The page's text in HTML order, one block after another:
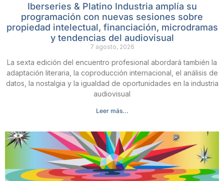
Iberseries & Platino Industria amplía su
programación con nuevas sesiones sobre
propiedad intelectual, financiación, microdramas
y tendencias del audiovisual
7 agosto, 2026
La sexta edición del encuentro profesional abordará también la
adaptación literaria, la coproducción internacional, el análisis de
datos, la nostalgia y la igualdad de oportunidades en la industria
audiovisual
Leer más...